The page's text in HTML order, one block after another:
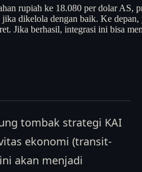
rupiah ke 18.080 per dolar AS,
dikelola dengan baik. Ke
Jika berhasil, integrasi ini bisa
tombak strategi KAI
ekonomi (transit-
akan menjadi